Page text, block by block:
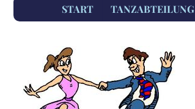
START TANZABTEILUNG